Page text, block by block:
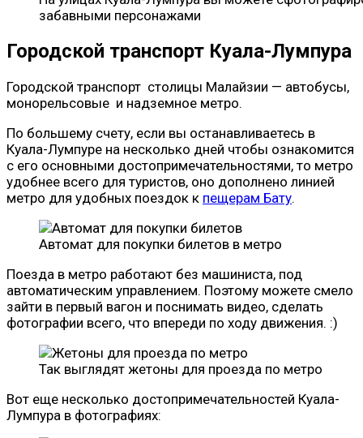
забавными персонажами
Городской транспорт Куала-Лумпура
Городской транспорт столицы Малайзии — автобусы,
монорельсовые и надземное метро.
По большему счету, если вы останавливаетесь в
Куала-Лумпуре на несколько дней чтобы ознакомится
с его основными достопримечательностями, то метро
удобнее всего для туристов, оно дополнено линией
метро для удобных поездок к пещерам Бату.
Автомат для покупки билетов в метро
Поезда в метро работают без машиниста, под
автоматическим управлением. Поэтому можете смело
зайти в первый вагон и поснимать видео, сделать
фотографии всего, что впереди по ходу движения. :)
Так выглядят жетоны для проезда по метро
Вот еще несколько достопримечательностей Куала-
Лумпура в фотографиях: